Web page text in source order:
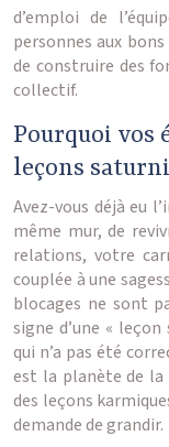
d’emploi de
personnes aux
de construire des
collectif.
Pourquoi vos
leçons
Avez-vous déjà eu
même mur, de
relations, votre
couplée à une
blocages ne sont
signe d’une «
qui n’a pas été
est la planète de
des leçons
demande de grandir.